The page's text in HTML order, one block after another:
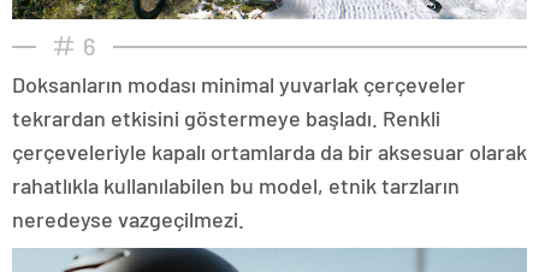
6
Doksanların modası minimal yuvarlak çerçeveler
tekrardan etkisini göstermeye başladı. Renkli
çerçeveleriyle kapalı ortamlarda da bir aksesuar olarak
rahatlıkla kullanılabilen bu model, etnik tarzların
neredeyse vazgeçilmezi.